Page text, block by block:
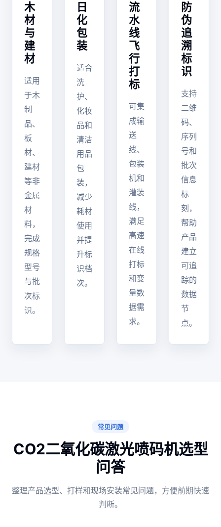
木
材
与
建
材
适用
于木
制
品、
板
材、
建材
等非
金属
材
料，
完成
规格
型号
与批
次标
识。
日
化
包
装
适合
洗
护、
化妆
品和
清洁
用品
包
装，
减少
耗材
使用
并提
升标
识档
次。
流
水
线
飞
行
打
标
可集
成输
送
线、
包装
机和
灌装
线，
满足
高速
在线
打标
和变
量数
据需
求。
防
伪
追
溯
标
识
支持
二维
码、
序列
号和
批次
信息
标
刻，
帮助
产品
建立
可追
踪的
数据
节
点。
常见问题
CO2二氧化碳激光喷码机选型
问答
整理产品选型、打样和现场安装常见问题，方便前期快速
判断。